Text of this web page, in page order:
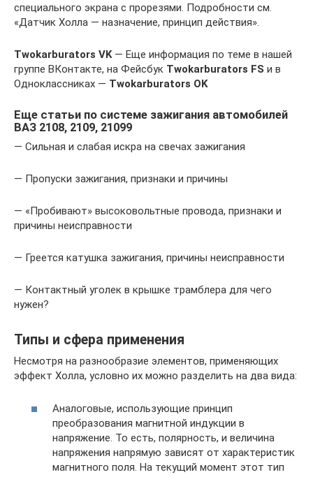
специального экрана с прорезями. Подробности см.
«Датчик Холла — назначение, принцип действия».
Twokarburators VK— Еще информация по теме в нашей
группе ВКонтакте, на Фейсбук Twokarburators FS и в
Одноклассниках — Twokarburators OK
Еще статьи по системе зажигания автомобилей
ВАЗ 2108, 2109, 21099
— Сильная и слабая искра на свечах зажигания
— Пропуски зажигания, признаки и причины
— «Пробивают» высоковольтные провода, признаки и
причины неисправности
— Греется катушка зажигания, причины неисправности
— Контактный уголек в крышке трамблера для чего
нужен?
Типы и сфера применения
Несмотря на разнообразие элементов, применяющих
эффект Холла, условно их можно разделить на два вида:
Аналоговые, использующие принцип
преобразования магнитной индукции в
напряжение. То есть, полярность, и величина
напряжения напрямую зависят от характеристик
магнитного поля. На текущий момент этот тип